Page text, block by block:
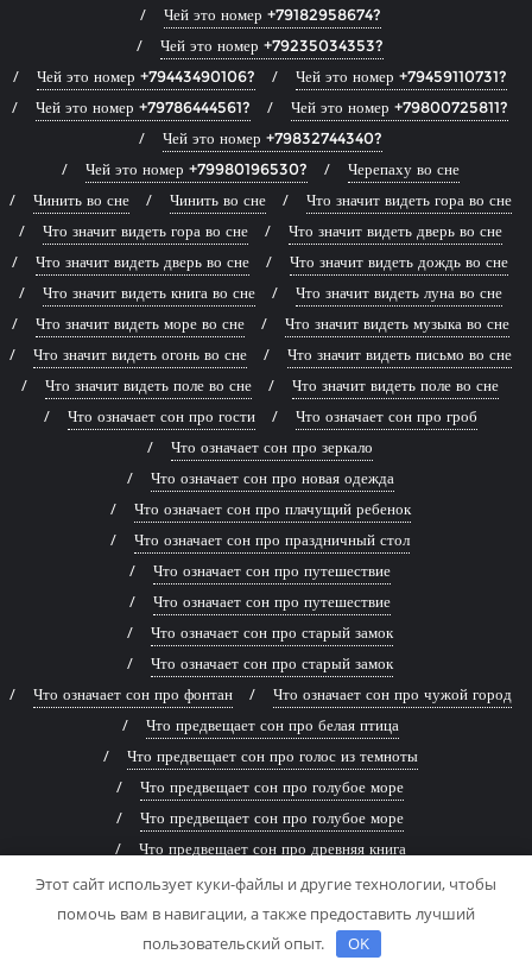
Чей это номер +79182958674?
Чей это номер +79235034353?
Чей это номер +79443490106?
Чей это номер +79459110731?
Чей это номер +79786444561?
Чей это номер +79800725811?
Чей это номер +79832744340?
Чей это номер +79980196530?
Черепаху во сне
Чинить во сне
Чинить во сне
Что значит видеть гора во сне
Что значит видеть гора во сне
Что значит видеть дверь во сне
Что значит видеть дверь во сне
Что значит видеть дождь во сне
Что значит видеть книга во сне
Что значит видеть луна во сне
Что значит видеть море во сне
Что значит видеть музыка во сне
Что значит видеть огонь во сне
Что значит видеть письмо во сне
Что значит видеть поле во сне
Что значит видеть поле во сне
Что означает сон про гости
Что означает сон про гроб
Что означает сон про зеркало
Что означает сон про новая одежда
Что означает сон про плачущий ребенок
Что означает сон про праздничный стол
Что означает сон про путешествие
Что означает сон про путешествие
Что означает сон про старый замок
Что означает сон про старый замок
Что означает сон про фонтан
Что означает сон про чужой город
Что предвещает сон про белая птица
Что предвещает сон про голос из темноты
Что предвещает сон про голубое море
Что предвещает сон про голубое море
Что предвещает сон про древняя книга
Что предвещает сон про живописная река
Что предвещает сон про заброшенный дом
Что предвещает сон про заброшенный дом
Этот сайт использует куки-файлы и другие технологии, чтобы
помочь вам в навигации, а также предоставить лучший
пользовательский опыт.
OK